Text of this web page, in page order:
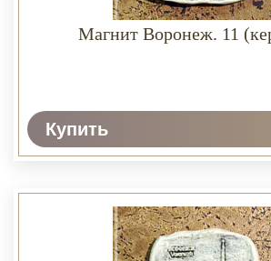
Магнит Воронеж. 11
Купить